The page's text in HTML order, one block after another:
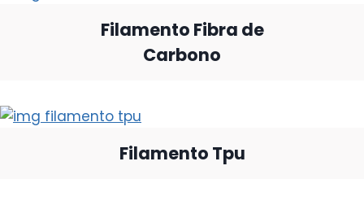
Filamento Fibra de
Carbono
Filamento Tpu